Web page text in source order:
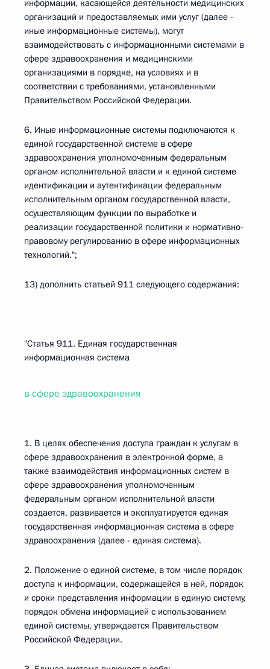
информации, касающейся деятельности медицинских
организаций и предоставляемых ими услуг (далее -
иные информационные системы), могут
взаимодействовать с информационными системами в
сфере здравоохранения и медицинскими
организациями в порядке, на условиях и в
соответствии с требованиями, установленными
Правительством Российской Федерации.
6. Иные информационные системы подключаются к
единой государственной системе в сфере
здравоохранения уполномоченным федеральным
органом исполнительной власти и к единой системе
идентификации и аутентификации федеральным
исполнительным органом государственной власти,
осуществляющим функции по выработке и
реализации государственной политики и нормативно-
правовому регулированию в сфере информационных
технологий.";
13) дополнить статьей 911 следующего содержания:
"Статья 911. Единая государственная
информационная система
в сфере здравоохранения
1. В целях обеспечения доступа граждан к услугам в
сфере здравоохранения в электронной форме, а
также взаимодействия информационных систем в
сфере здравоохранения уполномоченным
федеральным органом исполнительной власти
создается, развивается и эксплуатируется единая
государственная информационная система в сфере
здравоохранения (далее - единая система).
2. Положение о единой системе, в том числе порядок
доступа к информации, содержащейся в ней, порядок
и сроки представления информации в единую систему,
порядок обмена информацией с использованием
единой системы, утверждается Правительством
Российской Федерации.